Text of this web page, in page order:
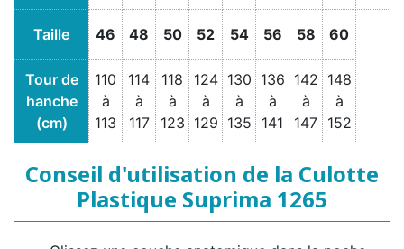
Taille 46 48 50 52 54 56 58 60
Tour de
hanche
(cm)
110
à
113
114
à
117
118
à
123
124
à
129
130
à
135
136
à
141
142
à
147
148
à
152
Conseil d'utilisation de la Culotte
Plastique Suprima 1265